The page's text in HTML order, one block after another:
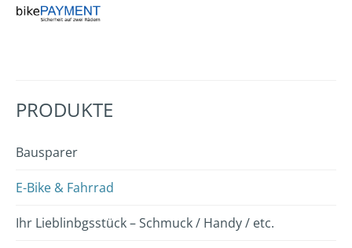
PRODUKTE
Bausparer
E-Bike & Fahrrad
Ihr Lieblinbgsstück – Schmuck / Handy / etc.